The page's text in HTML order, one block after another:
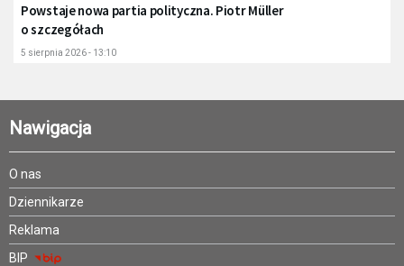
Powstaje nowa partia polityczna. Piotr Müller
o szczegółach
5 sierpnia 2026 - 13:10
Nawigacja
O nas
Dziennikarze
Reklama
BIP